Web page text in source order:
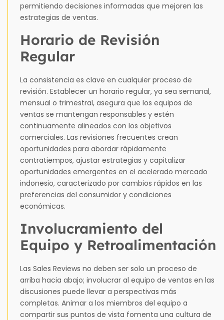
permitiendo decisiones informadas que mejoren las
estrategias de ventas.
Horario de Revisión
Regular
La consistencia es clave en cualquier proceso de
revisión. Establecer un horario regular, ya sea semanal,
mensual o trimestral, asegura que los equipos de
ventas se mantengan responsables y estén
continuamente alineados con los objetivos
comerciales. Las revisiones frecuentes crean
oportunidades para abordar rápidamente
contratiempos, ajustar estrategias y capitalizar
oportunidades emergentes en el acelerado mercado
indonesio, caracterizado por cambios rápidos en las
preferencias del consumidor y condiciones
económicas.
Involucramiento del
Equipo y Retroalimentación
Las Sales Reviews no deben ser solo un proceso de
arriba hacia abajo; involucrar al equipo de ventas en las
discusiones puede llevar a perspectivas más
completas. Animar a los miembros del equipo a
compartir sus puntos de vista fomenta una cultura de